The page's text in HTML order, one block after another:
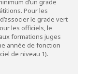
d’un grade
Pour les
le grade vert
les officiels, le
formations juges
année de fonction
de niveau 1).